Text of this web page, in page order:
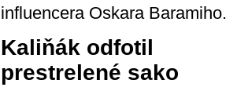
influencera Oskara Baramiho.
Kaliňák odfotil
prestrelené sako